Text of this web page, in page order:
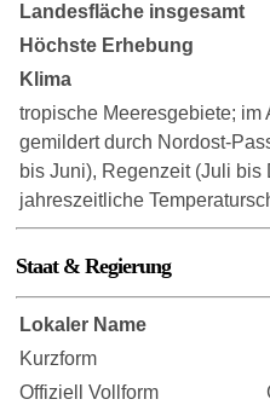
Landesfläche insgesamt
Höchste Erhebung
Klima
tropische Meeresgebiete; im
gemildert durch Nordost-
bis Juni), Regenzeit (Juli bis
jahreszeitliche
Staat & Regierung
Lokaler Name
Kurzform
Offiziell Vollform